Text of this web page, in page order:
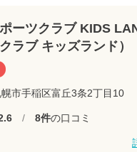
ーツクラブ KIDS
ラブ キッズランド）
市手稲区富丘3条2丁目10
/ 8件の口コミ